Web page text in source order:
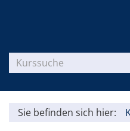
Sie befinden sich hier: